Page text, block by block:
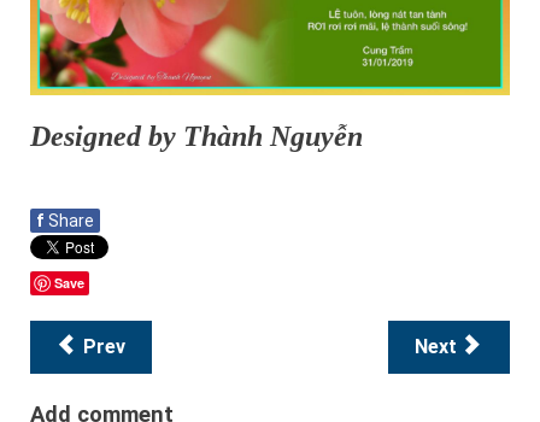
Designed by Thành Nguyễn
f Share
Save
Prev Next
Add comment